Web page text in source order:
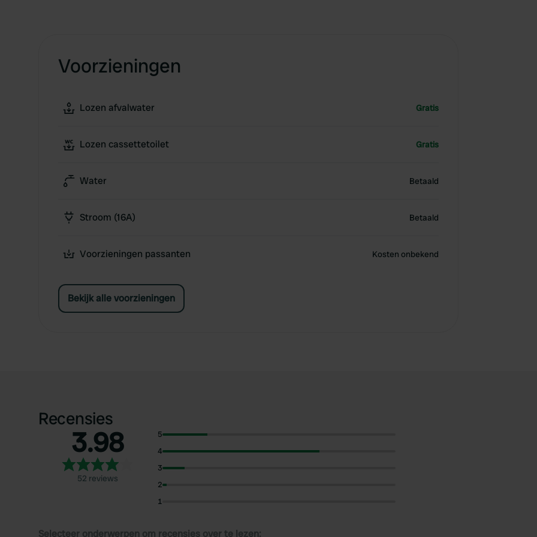
Voorzieningen
Lozen afvalwater Gratis
Lozen cassettetoilet Gratis
Water Betaald
Stroom (16A) Betaald
Voorzieningen passanten Kosten onbekend
Bekijk alle voorzieningen
Recensies
3.98
52 reviews
5
4
3
2
1
Selecteer onderwerpen om recensies over te lezen: